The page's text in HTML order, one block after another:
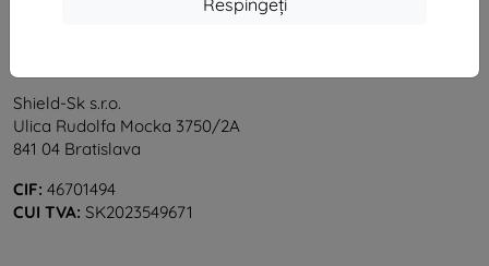
Shield-Sk s.r.o.
Ulica Rudolfa Mocka 3750/2A
841 04 Bratislava
CIF: 46701494
CUI TVA: SK2023549671